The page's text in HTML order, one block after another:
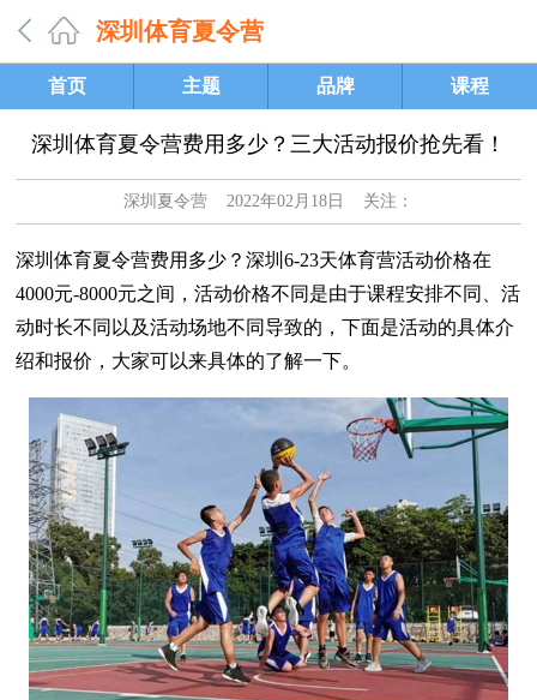
深圳体育夏令营
首页 主题 品牌 课程
深圳体育夏令营费用多少？三大活动报价抢先看！
深圳夏令营2022年02月18日 关注：
深圳体育夏令营费用多少？深圳6-23天体育营活动价格在
4000元-8000元之间，活动价格不同是由于课程安排不同、活
动时长不同以及活动场地不同导致的，下面是活动的具体介
绍和报价，大家可以来具体的了解一下。